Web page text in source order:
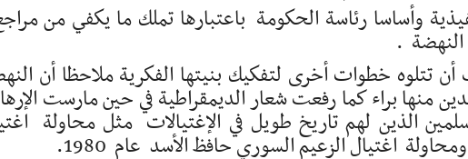
وأساسا رئاسة الحكومة باعتبارها تملك ما يكفي من
النهضة .
تتلوه خطوات أخرى لتفكيك بنيتها الفكرية ملاحظا أن
منها براء كما رفعت شعار الديمقراطية في حين مارست
الذين لهم تاريخ طويل في الإغتيالات مثل محاولة